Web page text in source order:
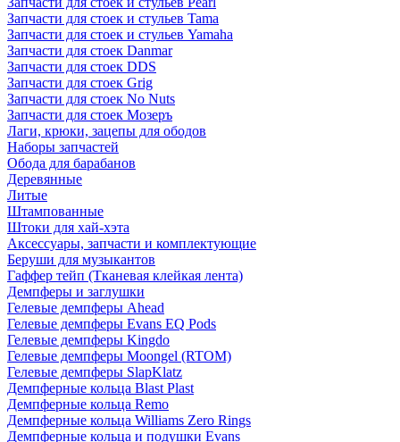
Запчасти для стоек и стульев Tama
Запчасти для стоек и стульев Yamaha
Запчасти для стоек Danmar
Запчасти для стоек DDS
Запчасти для стоек Grig
Запчасти для стоек No Nuts
Запчасти для стоек Мозеръ
Лаги, крюки, зацепы для ободов
Наборы запчастей
Обода для барабанов
Деревянные
Литые
Штампованные
Штоки для хай-хэта
Аксессуары, запчасти и комплектующие
Беруши для музыкантов
Гаффер тейп (Тканевая клейкая лента)
Демпферы и заглушки
Гелевые демпферы Ahead
Гелевые демпферы Evans EQ Pods
Гелевые демпферы Kingdo
Гелевые демпферы Moongel (RTOM)
Гелевые демпферы SlapKlatz
Демпферные кольца Blast Plast
Демпферные кольца Remo
Демпферные кольца Williams Zero Rings
Демпферные кольца и подушки Evans